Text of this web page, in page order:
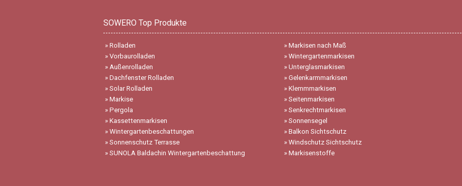
SOWERO Top Produkte
» Rolladen
» Vorbaurolladen
» Außenrolladen
» Dachfenster Rolladen
» Solar Rolladen
» Markise
» Pergola
» Kassettenmarkisen
» Wintergartenbeschattungen
» Sonnenschutz Terrasse
» SUNOLA Baldachin Wintergartenbeschattung
» Markisen nach Maß
» Wintergartenmarkisen
» Unterglasmarkisen
» Gelenkarmmarkisen
» Klemmmarkisen
» Seitenmarkisen
» Senkrechtmarkisen
» Sonnensegel
» Balkon Sichtschutz
» Windschutz Sichtschutz
» Markisenstoffe